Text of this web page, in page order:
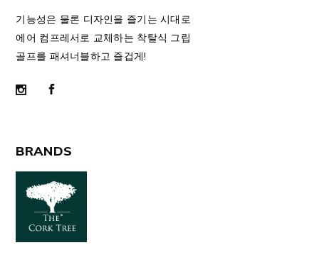
기능성은 물론 디자인을 즐기는 시대로
에어 컴프레서로 교체하는 착탈식 그립
골프를 패셔너블하고 즐겁게!
BRANDS